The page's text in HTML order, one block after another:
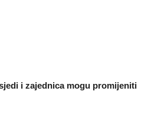
i zajednica mogu promijeniti